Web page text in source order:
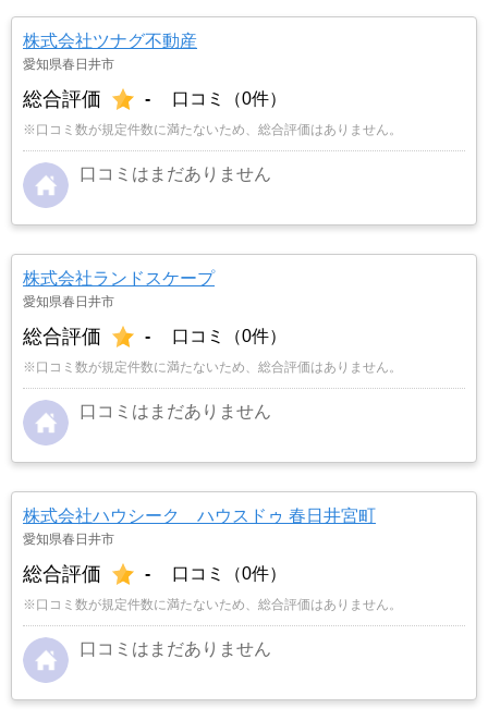
株式会社ツナグ不動産
愛知県春日井市
総合評価 - 口コミ（0件）
※口コミ数が規定件数に満たないため、総合評価はありません。
口コミはまだありません
株式会社ランドスケープ
愛知県春日井市
総合評価 - 口コミ（0件）
※口コミ数が規定件数に満たないため、総合評価はありません。
口コミはまだありません
株式会社ハウシーク ハウスドゥ 春日井宮町
愛知県春日井市
総合評価 - 口コミ（0件）
※口コミ数が規定件数に満たないため、総合評価はありません。
口コミはまだありません